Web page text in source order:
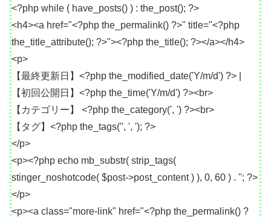
<?php while ( have_posts() ) : the_post(); ?>
<h4><a href="<?php the_permalink() ?>" title="<?php
the_title_attribute(); ?>"><?php the_title(); ?></a></h4>
<p>
【最終更新日】<?php the_modified_date('Y/m/d') ?> |
【初回公開日】<?php the_time('Y/m/d') ?><br>
【カテゴリー】 <?php the_category(', ') ?><br>
【タグ】<?php the_tags('', ', '); ?>
</p>
<p><?php echo mb_substr( strip_tags(
stinger_noshotcode( $post->post_content ) ), 0, 60 ) . ''; ?>
</p>
<p><a class="more-link" href="<?php the_permalink() ?